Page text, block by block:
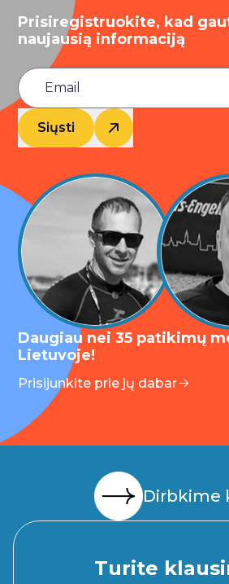
Prisiregistruokite, kad
naujausią informaciją
Siųsti
Daugiau nei 35 patikimų
Lietuvoje!
Prisijunkite prie jų dabar
Dirbkime
Turite